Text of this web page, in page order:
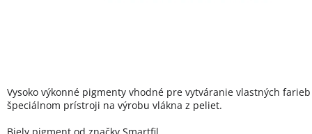
Vysoko výkonné pigmenty vhodné pre vytváranie vlastných
špeciálnom prístroji na výrobu vlákna z peliet.